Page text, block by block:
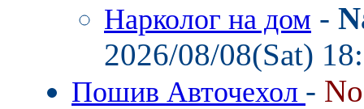
Нарколог на дом -
2026/08/08(Sat)
Пошив Авточехол -